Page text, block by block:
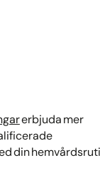
erbjuda mer
din